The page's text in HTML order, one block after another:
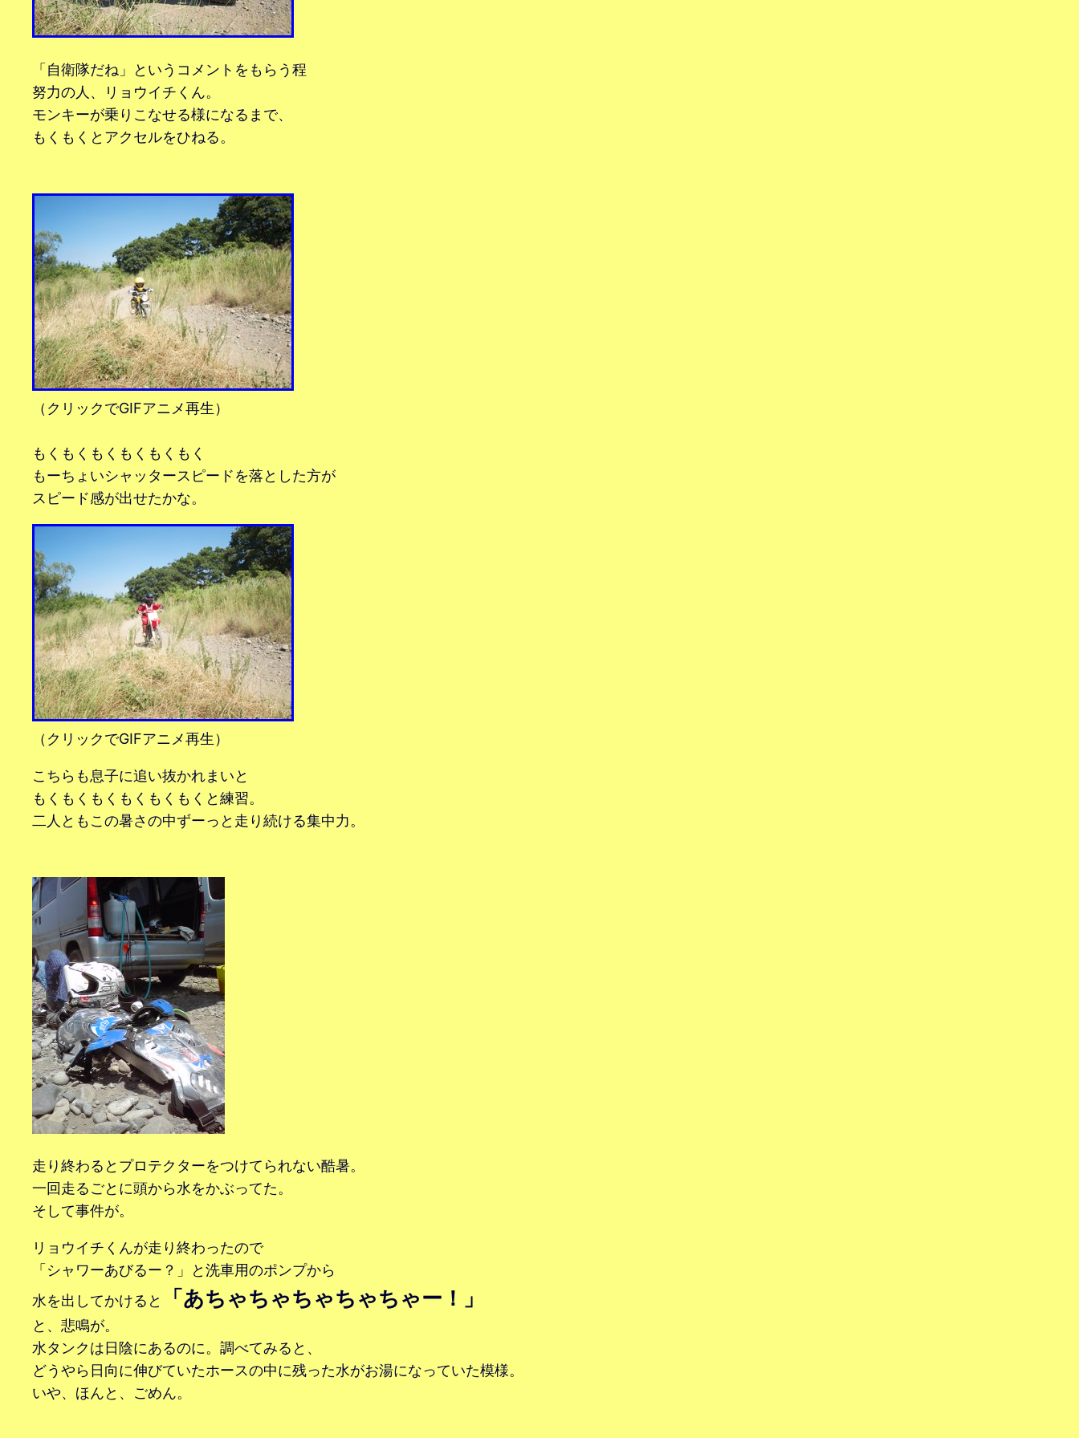
「自衛隊だね」というコメントをもらう程
努力の人、リョウイチくん。
モンキーが乗りこなせる様になるまで、
もくもくとアクセルをひねる。
（クリックでGIFアニメ再生）
もくもくもくもくもくもく
もーちょいシャッタースピードを落とした方が
スピード感が出せたかな。
（クリックでGIFアニメ再生）
こちらも息子に追い抜かれまいと
もくもくもくもくもくもくと練習。
二人ともこの暑さの中ずーっと走り続ける集中力。
走り終わるとプロテクターをつけてられない酷暑。
一回走るごとに頭から水をかぶってた。
そして事件が。
リョウイチくんが走り終わったので
「シャワーあびるー？」と洗車用のポンプから
水を出してかけると
「あちゃちゃちゃちゃちゃー！」
と、悲鳴が。
水タンクは日陰にあるのに。調べてみると、
どうやら日向に伸びていたホースの中に残った水がお湯になっていた模様。
いや、ほんと、ごめん。